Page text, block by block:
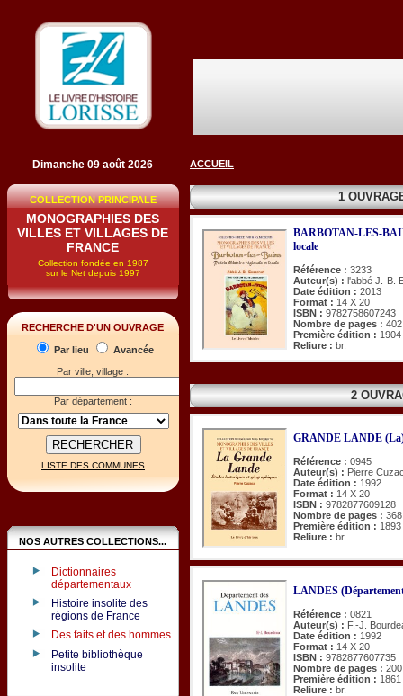
Dimanche 09 août 2026
COLLECTION PRINCIPALE
MONOGRAPHIES DES
VILLES ET VILLAGES DE
FRANCE
Collection fondée en 1987
sur le Net depuis 1997
RECHERCHE D'UN OUVRAGE
Par lieu
Avancée
Par ville, village :
Par département :
LISTE DES COMMUNES
NOS AUTRES COLLECTIONS...
Dictionnaires
départementaux
Histoire insolite des
régions de France
Des faits et des hommes
Petite bibliothèque
insolite
ACCUEIL
1
BARBOTAN-LES-
locale
Référence : 3233
Auteur(s) : l'abbé J.-B.
Date édition : 2013
Format : 14 X 20
ISBN : 9782758607243
Nombre de pages : 402
Première édition : 1904
Reliure : br.
2
GRANDE LANDE
Référence : 0945
Auteur(s) : Pierre
Date édition : 1992
Format : 14 X 20
ISBN : 9782877609128
Nombre de pages : 368
Première édition : 1893
Reliure : br.
LANDES
Référence : 0821
Auteur(s) : F.-J.
Date édition : 1992
Format : 14 X 20
ISBN : 9782877607735
Nombre de pages : 200
Première édition : 1861
Reliure : br.